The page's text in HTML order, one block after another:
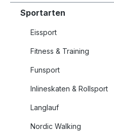
Sportarten
Eissport
Fitness & Training
Funsport
Inlineskaten & Rollsport
Langlauf
Nordic Walking